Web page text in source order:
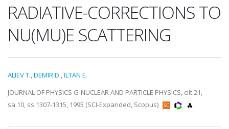
RADIATIVE-CORRECTIONS TO
NU(MU)E SCATTERING
ALIEV T.,DEMIR D.,ILTAN E.
JOURNAL OF PHYSICS G-NUCLEAR AND PARTICLE PHYSICS, cilt.21,
sa.10, ss.1307-1315, 1995 (SCI-Expanded, Scopus)